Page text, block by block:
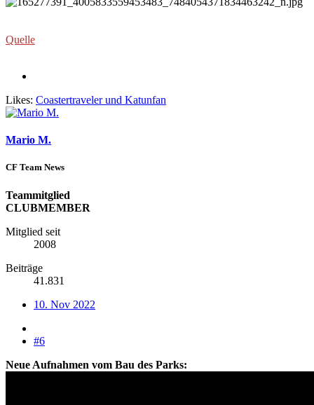
Quelle
Likes: Coastertravelerund Katunfan
Mario M.
CF Team News
Teammitglied
CLUBMEMBER
Mitglied seit
2008
Beiträge
41.831
10. Nov 2022
#6
Neue Aufnahmen vom Bau des Parks: